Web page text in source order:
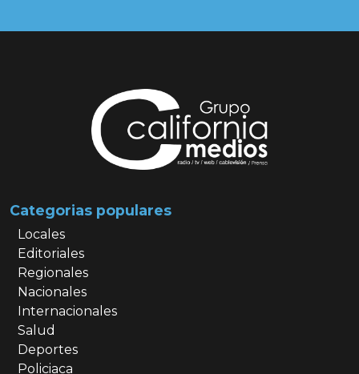
Categorias populares
Locales
Editoriales
Regionales
Nacionales
Internacionales
Salud
Deportes
Policiaca